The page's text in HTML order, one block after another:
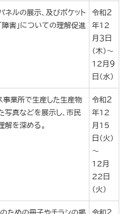
ネルの展示、及びポケット
障害」についての理解促進
令和２
年12
月３日
（木）～
12月９
日（水）
業所で生産した生産物
写真などを展示し、市民
解を深める。
令和２
年12
月15
日（火）
～
12月
22日
（火）
ための冊子やチラシの掲
令和２